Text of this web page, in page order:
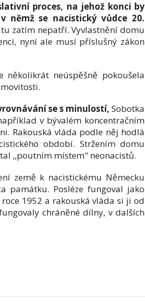
proces, na jehož konci by
němž se nacistický vůdce 20.
zatím nepatří. Vyvlastnění domu
nyní ale musí příslušný zákon
neúspěšně pokoušela
se s minulostí, Sobotka
v bývalém koncentračním
Rakouská vláda podle něj hodlá
období. Stržením domu
,,poutním místem" neonacistů.
země k nacistickému Německu
památku. Posléze fungoval jako
1952 a rakouská vláda si ji od
chráněné dílny, v dalších